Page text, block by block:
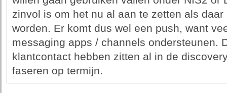
zinvol is om het nu al aan te zetten als
worden. Er komt dus wel een push, want
messaging apps / channels ondersteunen.
klantcontact hebben zitten al in de
faseren op termijn.